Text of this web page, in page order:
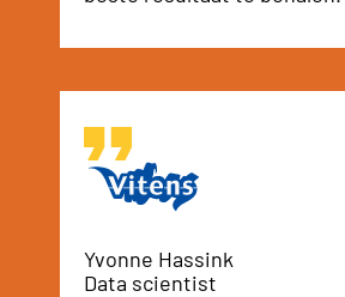
Yvonne Hassink
Data scientist